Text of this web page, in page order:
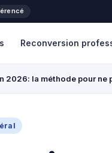
Reconversion
2026: la méthode pour